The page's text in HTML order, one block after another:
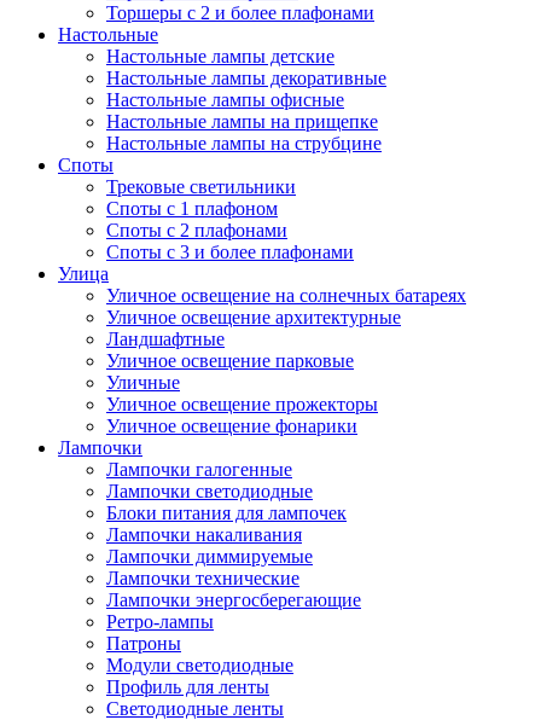
Торшеры с 2 и более плафонами
Настольные
Настольные лампы детские
Настольные лампы декоративные
Настольные лампы офисные
Настольные лампы на прищепке
Настольные лампы на струбцине
Споты
Трековые светильники
Споты с 1 плафоном
Споты с 2 плафонами
Споты с 3 и более плафонами
Улица
Уличное освещение на солнечных батареях
Уличное освещение архитектурные
Ландшафтные
Уличное освещение парковые
Уличные
Уличное освещение прожекторы
Уличное освещение фонарики
Лампочки
Лампочки галогенные
Лампочки светодиодные
Блоки питания для лампочек
Лампочки накаливания
Лампочки диммируемые
Лампочки технические
Лампочки энергосберегающие
Ретро-лампы
Патроны
Модули светодиодные
Профиль для ленты
Светодиодные ленты